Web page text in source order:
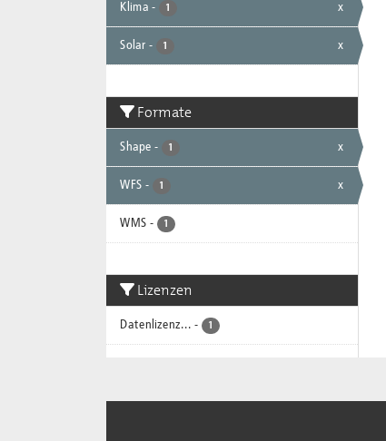
Klima - 1 x
Solar - 1 x
Formate
Shape - 1 x
WFS - 1 x
WMS - 1
Lizenzen
Datenlizenz... - 1